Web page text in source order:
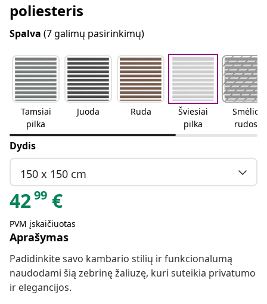
poliesteris
Spalva (7 galimų pasirinkimų)
Tamsiai
pilka
Juoda Ruda
Šviesiai
pilka
Smėlio
rudos
spalvos
Dydis
150 x 150 cm
4299 €
PVM įskaičiuotas
Aprašymas
Padidinkite savo kambario stilių ir funkcionalumą
naudodami šią zebrinę žaliuzę, kuri suteikia privatumo
ir elegancijos.